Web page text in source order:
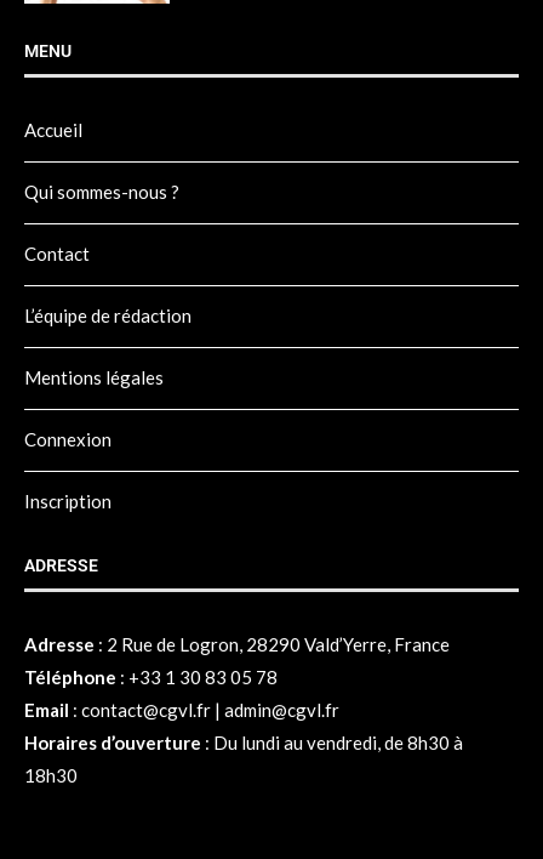
MENU
Accueil
Qui sommes-nous ?
Contact
L’équipe de rédaction
Mentions légales
Connexion
Inscription
ADRESSE
Adresse : 2 Rue de Logron, 28290 Vald’Yerre, France
Téléphone : +33 1 30 83 05 78
Email : contact@cgvl.fr | admin@cgvl.fr
Horaires d’ouverture : Du lundi au vendredi, de 8h30 à
18h30